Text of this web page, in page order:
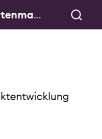
Forschungsdatenmanagement & Public History